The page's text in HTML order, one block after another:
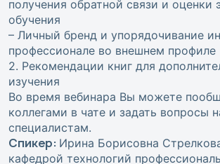
получения обратной связи и оценки
обучения
– Личный бренд и упорядочивание
профессионале во внешнем профиле
2. Рекомендации книг для
изучения
Во время вебинара Вы можете
коллегами в чате и задать вопросы
специалистам.
Спикер: Ирина Борисовна
кафедрой технологий